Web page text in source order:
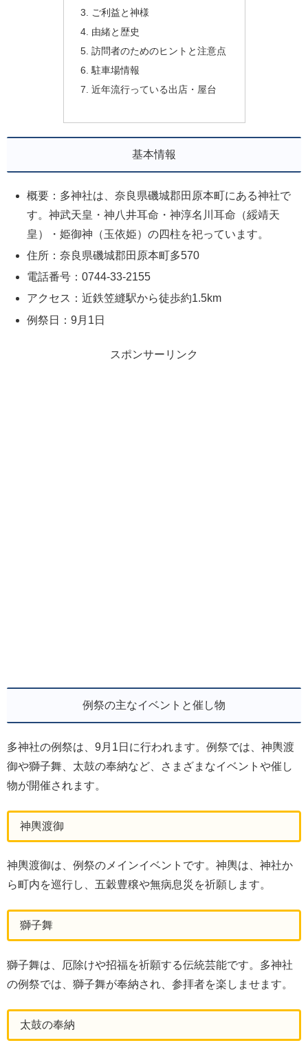
ご利益と神様
由緒と歴史
訪問者のためのヒントと注意点
駐車場情報
近年流行っている出店・屋台
基本情報
概要：多神社は、奈良県磯城郡田原本町にある神社で
す。神武天皇・神八井耳命・神淳名川耳命（綏靖天
皇）・姫御神（玉依姫）の四柱を祀っています。
住所：奈良県磯城郡田原本町多570
電話番号：0744-33-2155
アクセス：近鉄笠縫駅から徒歩約1.5km
例祭日：9月1日
スポンサーリンク
例祭の主なイベントと催し物
多神社の例祭は、9月1日に行われます。例祭では、神輿渡
御や獅子舞、太鼓の奉納など、さまざまなイベントや催し
物が開催されます。
神輿渡御
神輿渡御は、例祭のメインイベントです。神輿は、神社か
ら町内を巡行し、五穀豊穣や無病息災を祈願します。
獅子舞
獅子舞は、厄除けや招福を祈願する伝統芸能です。多神社
の例祭では、獅子舞が奉納され、参拝者を楽しませます。
太鼓の奉納